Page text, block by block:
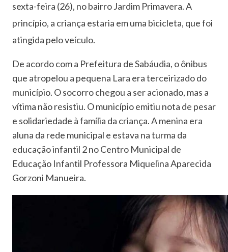
sexta-feira (26), no bairro Jardim Primavera. A
princípio, a criança estaria em uma bicicleta, que foi
atingida pelo veículo.
De acordo com a Prefeitura de Sabáudia, o ônibus
que atropelou a pequena Lara era terceirizado do
município. O socorro chegou a ser acionado, mas a
vítima não resistiu. O município emitiu nota de pesar
e solidariedade à família da criança. A menina era
aluna da rede municipal e estava na turma da
educação infantil 2 no Centro Municipal de
Educação Infantil Professora Miquelina Aparecida
Gorzoni Manueira.